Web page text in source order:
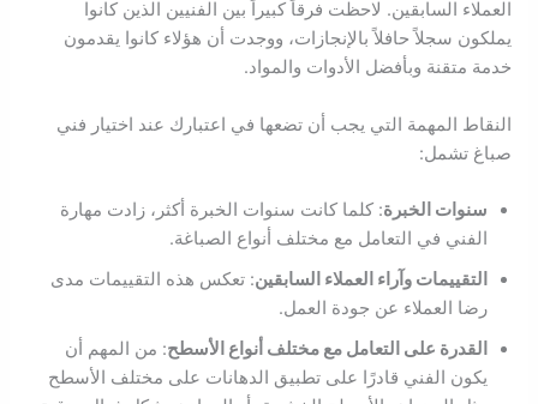
العملاء السابقين. لاحظت فرقاً كبيراً بين الفنيين الذين كانوا
يملكون سجلاً حافلاً بالإنجازات، ووجدت أن هؤلاء كانوا يقدمون
خدمة متقنة وبأفضل الأدوات والمواد.
النقاط المهمة التي يجب أن تضعها في اعتبارك عند اختيار فني
صباغ تشمل:
سنوات الخبرة: كلما كانت سنوات الخبرة أكثر، زادت مهارة
الفني في التعامل مع مختلف أنواع الصباغة.
التقييمات وآراء العملاء السابقين: تعكس هذه التقييمات مدى
رضا العملاء عن جودة العمل.
القدرة على التعامل مع مختلف أنواع الأسطح: من المهم أن
يكون الفني قادرًا على تطبيق الدهانات على مختلف الأسطح